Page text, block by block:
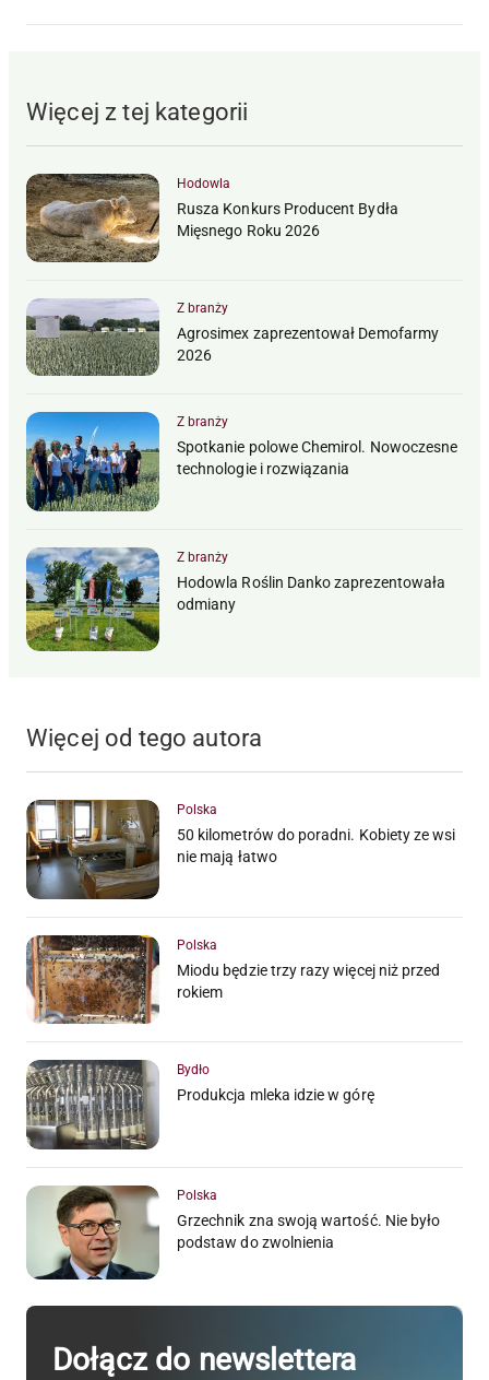
Więcej z tej kategorii
Hodowla
Rusza Konkurs Producent Bydła
Mięsnego Roku 2026
Z branży
Agrosimex zaprezentował Demofarmy
2026
Z branży
Spotkanie polowe Chemirol. Nowoczesne
technologie i rozwiązania
Z branży
Hodowla Roślin Danko zaprezentowała
odmiany
Więcej od tego autora
Polska
50 kilometrów do poradni. Kobiety ze wsi
nie mają łatwo
Polska
Miodu będzie trzy razy więcej niż przed
rokiem
Bydło
Produkcja mleka idzie w górę
Polska
Grzechnik zna swoją wartość. Nie było
podstaw do zwolnienia
Dołącz do newslettera